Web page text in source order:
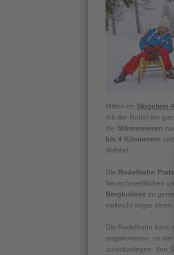
Mitten im Skigebiet
mit der Rodel ein
die Störeswiesen
bis 4 Kilometern
Abfahrt.
Die Rodelbahn
Neuschneeflächen
Bergkulisse zu
vielleicht sogar
Die Rodelbahn kann
angekommen, ist
zurückzulegen: Von